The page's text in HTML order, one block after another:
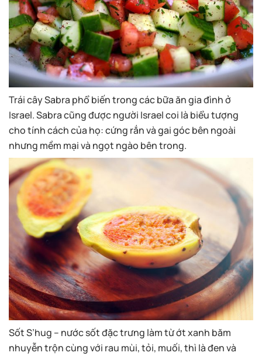
Trái cây Sabra phổ biến trong các bữa ăn gia đình ở
Israel. Sabra cũng được người Israel coi là biểu tượng
cho tính cách của họ: cứng rắn và gai góc bên ngoài
nhưng mềm mại và ngọt ngào bên trong.
Sốt S’hug – nước sốt đặc trưng làm từ ớt xanh băm
nhuyễn trộn cùng với rau mùi, tỏi, muối, thì là đen và